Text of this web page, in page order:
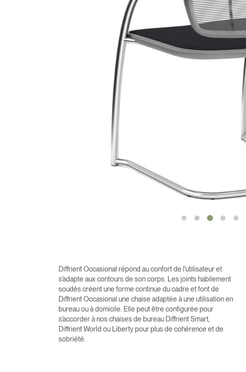
OUTILS DE BUREAU ERGONOMIQUES
Diffrient Occasional répond au confort de l'utilisateur et
s'adapte aux contours de son corps. Les joints habilement
soudés créent une forme continue du cadre et font de
Diffrient Occasional une chaise adaptée à une utilisation en
bureau ou à domicile. Elle peut être configurée pour
s'accorder à nos chaises de bureau Diffrient Smart,
Diffrient World ou Liberty pour plus de cohérence et de
sobriété.